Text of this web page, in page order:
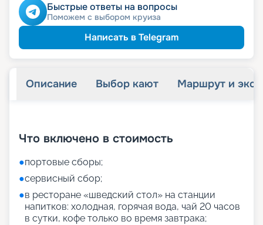
Быстрые ответы на вопросы
Поможем с выбором круиза
Написать в Telegram
Описание Выбор кают Маршрут и
Что включено в стоимость
●портовые сборы;
●сервисный сбор;
●в ресторане «шведский стол» на станции
напитков: холодная, горячая вода, чай 20 часов
в сутки, кофе только во время завтрака;